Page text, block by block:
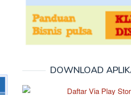
DOWNLOAD